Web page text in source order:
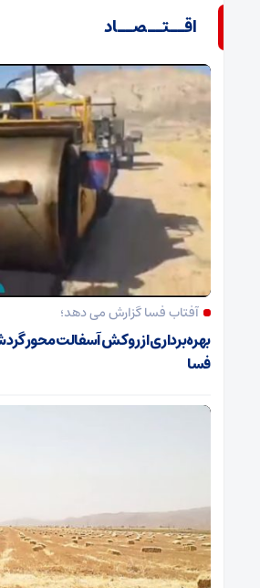
اقــتــصــاد
آفتاب فسا گزارش می دهد؛
بهره‌برداری از روکش آسفالت محور
فسا